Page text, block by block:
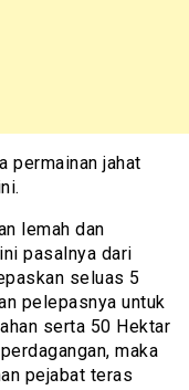
permainan jahat
lemah dan
pasalnya dari
seluas 5
pelepasnya untuk
serta 50 Hektar
maka
pejabat teras